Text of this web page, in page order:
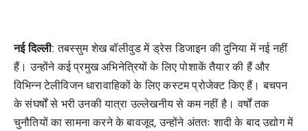
नई दिल्ली: तबस्सुम शेख बॉलीवुड में ड्रेस डिजाइन की दुनिया में नई नहीं
हैं। उन्होंने कई प्रमुख अभिनेत्रियों के लिए पोशाकें तैयार की हैं और
विभिन्न टेलीविजन धारावाहिकों के लिए कस्टम प्रोजेक्ट किए हैं। बचपन
के संघर्षों से भरी उनकी यात्रा उल्लेखनीय से कम नहीं है। वर्षों तक
चुनौतियों का सामना करने के बावजूद,उन्होंने अंततः शादी के बाद उद्योग में